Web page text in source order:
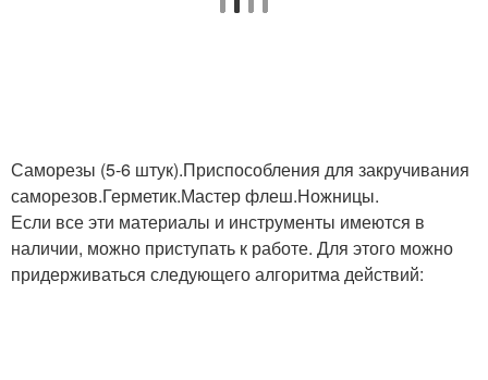
Покрытия к трубе
Дымоход через
шиферную крышу
Саморезы (5-6 штук).Приспособления для закручивания
саморезов.Герметик.Мастер флеш.Ножницы.
Если все эти материалы и инструменты имеются в
наличии, можно приступать к работе. Для этого можно
придерживаться следующего алгоритма действий: